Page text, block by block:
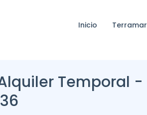
Inicio Terramar
Temporal -